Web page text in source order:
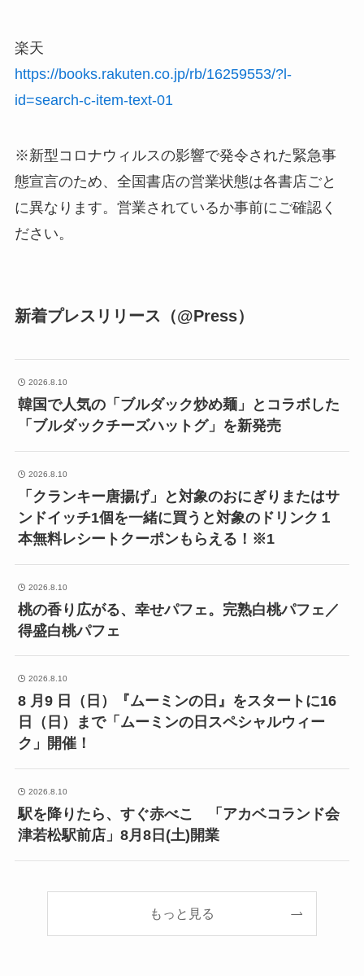
楽天
https://books.rakuten.co.jp/rb/16259553/?l-
id=search-c-item-text-01
※新型コロナウィルスの影響で発令された緊急事
態宣言のため、全国書店の営業状態は各書店ごと
に異なります。営業されているか事前にご確認く
ださい。
新着プレスリリース（@Press）
2026.8.10
韓国で人気の「ブルダック炒め麺」とコラボした
「ブルダックチーズハットグ」を新発売
2026.8.10
「クランキー唐揚げ」と対象のおにぎりまたはサ
ンドイッチ1個を一緒に買うと対象のドリンク１
本無料レシートクーポンもらえる！※1
2026.8.10
桃の香り広がる、幸せパフェ。完熟白桃パフェ／
得盛白桃パフェ
2026.8.10
8 月9 日（日）『ムーミンの日』をスタートに16
日（日）まで「ムーミンの日スペシャルウィー
ク」開催！
2026.8.10
駅を降りたら、すぐ赤べこ 「アカベコランド会
津若松駅前店」8月8日(土)開業
もっと見る